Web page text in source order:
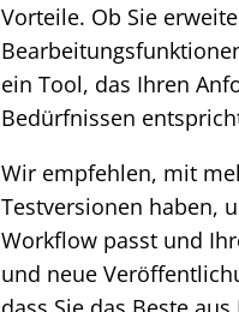
Vorteile. Ob Sie
ein Tool, das Ihren
Bedürfnissen
Wir empfehlen, mit
Testversionen haben,
Workflow passt und
und neue